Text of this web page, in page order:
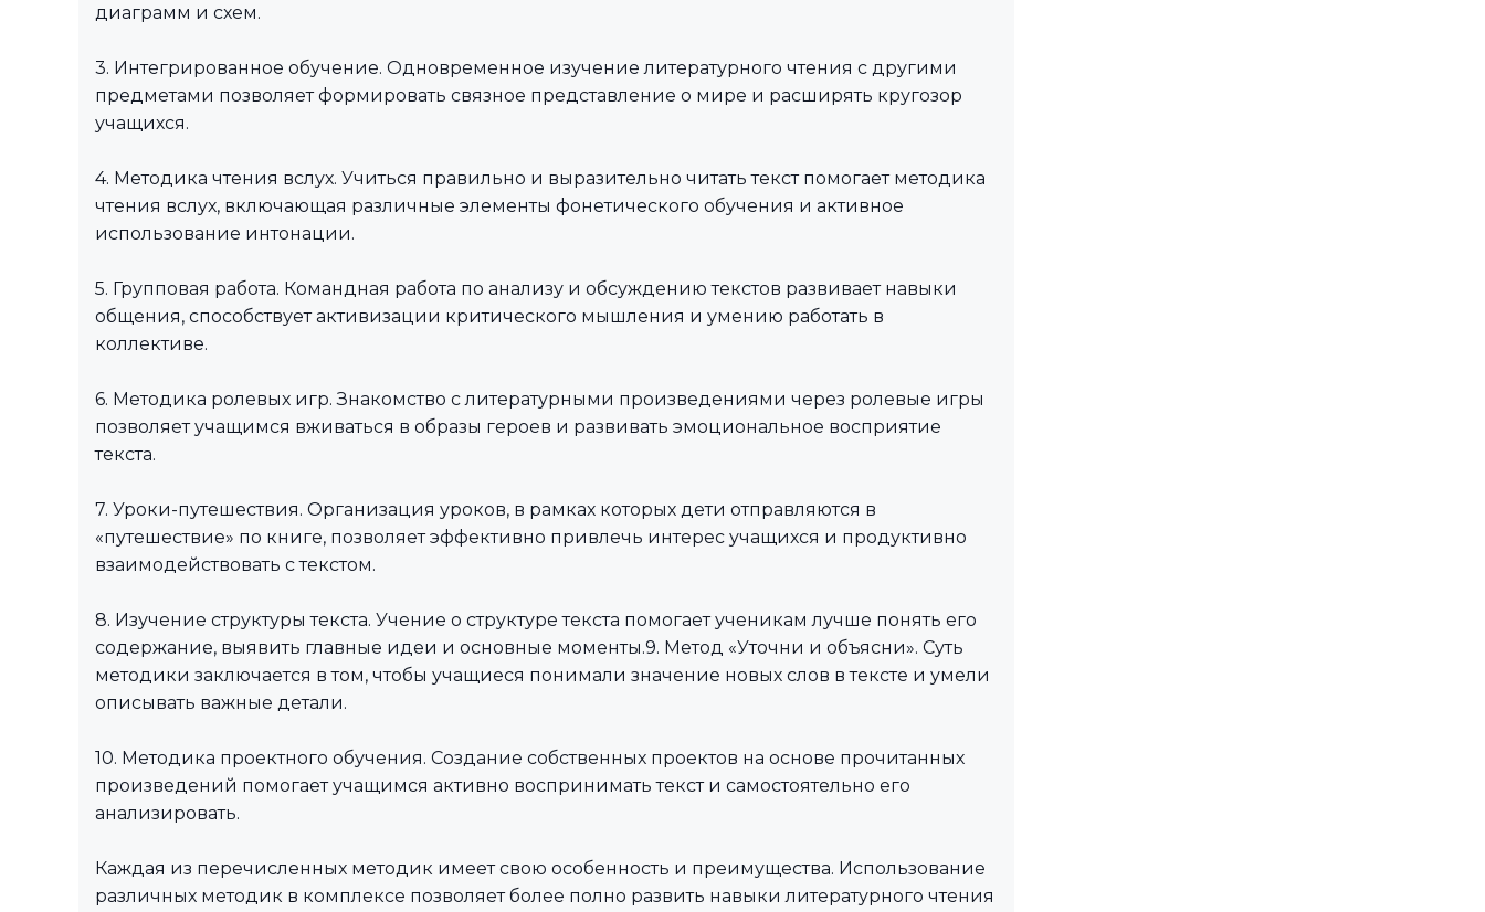
диаграмм и схем.
3. Интегрированное обучение. Одновременное изучение литературного чтения с другими
предметами позволяет формировать связное представление о мире и расширять кругозор
учащихся.
4. Методика чтения вслух. Учиться правильно и выразительно читать текст помогает методика
чтения вслух, включающая различные элементы фонетического обучения и активное
использование интонации.
5. Групповая работа. Командная работа по анализу и обсуждению текстов развивает навыки
общения, способствует активизации критического мышления и умению работать в
коллективе.
6. Методика ролевых игр. Знакомство с литературными произведениями через ролевые игры
позволяет учащимся вживаться в образы героев и развивать эмоциональное восприятие
текста.
7. Уроки-путешествия. Организация уроков, в рамках которых дети отправляются в
«путешествие» по книге, позволяет эффективно привлечь интерес учащихся и продуктивно
взаимодействовать с текстом.
8. Изучение структуры текста. Учение о структуре текста помогает ученикам лучше понять его
содержание, выявить главные идеи и основные моменты.9. Метод «Уточни и объясни». Суть
методики заключается в том, чтобы учащиеся понимали значение новых слов в тексте и умели
описывать важные детали.
10. Методика проектного обучения. Создание собственных проектов на основе прочитанных
произведений помогает учащимся активно воспринимать текст и самостоятельно его
анализировать.
Каждая из перечисленных методик имеет свою особенность и преимущества. Использование
различных методик в комплексе позволяет более полно развить навыки литературного чтения